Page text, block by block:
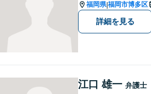
福岡県|福岡市博多区
詳細を見る
江口 雄一 弁護士